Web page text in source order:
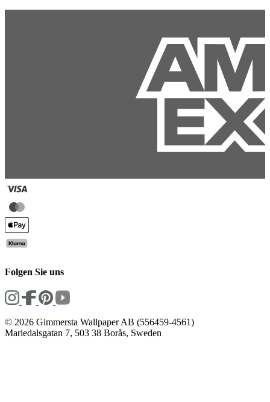
Folgen Sie uns
© 2026 Gimmersta Wallpaper AB (556459-4561)
Mariedalsgatan 7, 503 38 Borås, Sweden